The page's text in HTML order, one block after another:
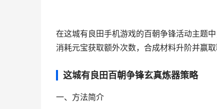
在这城有良田手机游戏的百朝争锋活动主题
消耗元宝获取额外次数，合成材料升阶并赢
这城有良田百朝争锋玄真炼器策略
一、方法简介